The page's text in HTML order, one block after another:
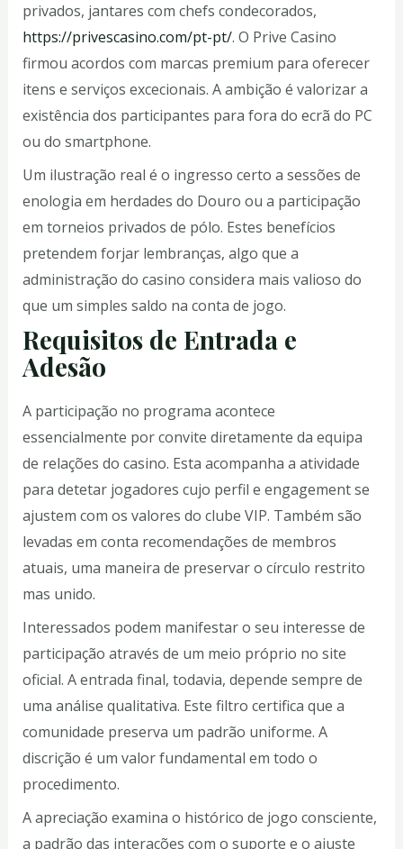
privados, jantares com chefs condecorados,
https://privescasino.com/pt-pt/. O Prive Casino
firmou acordos com marcas premium para oferecer
itens e serviços excecionais. A ambição é valorizar a
existência dos participantes para fora do ecrã do PC
ou do smartphone.
Um ilustração real é o ingresso certo a sessões de
enologia em herdades do Douro ou a participação
em torneios privados de pólo. Estes benefícios
pretendem forjar lembranças, algo que a
administração do casino considera mais valioso do
que um simples saldo na conta de jogo.
Requisitos de Entrada e
Adesão
A participação no programa acontece
essencialmente por convite diretamente da equipa
de relações do casino. Esta acompanha a atividade
para detetar jogadores cujo perfil e engagement se
ajustem com os valores do clube VIP. Também são
levadas em conta recomendações de membros
atuais, uma maneira de preservar o círculo restrito
mas unido.
Interessados podem manifestar o seu interesse de
participação através de um meio próprio no site
oficial. A entrada final, todavia, depende sempre de
uma análise qualitativa. Este filtro certifica que a
comunidade preserva um padrão uniforme. A
discrição é um valor fundamental em todo o
procedimento.
A apreciação examina o histórico de jogo consciente,
a padrão das interações com o suporte e o ajuste